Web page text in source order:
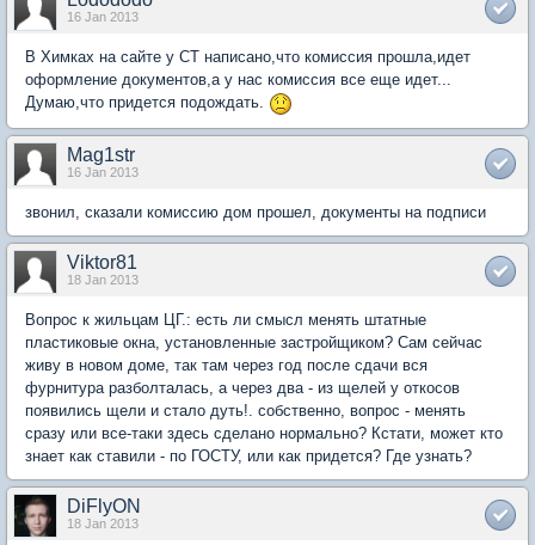
16 Jan 2013
В Химках на сайте у СТ написано,что комиссия прошла,идет
оформление документов,а у нас комиссия все еще идет...
Думаю,что придется подождать.
Mag1str
16 Jan 2013
звонил, сказали комиссию дом прошел, документы на подписи
Viktor81
18 Jan 2013
Вопрос к жильцам ЦГ.: есть ли смысл менять штатные
пластиковые окна, установленные застройщиком? Сам сейчас
живу в новом доме, так там через год после сдачи вся
фурнитура разболталась, а через два - из щелей у откосов
появились щели и стало дуть!. собственно, вопрос - менять
сразу или все-таки здесь сделано нормально? Кстати, может кто
знает как ставили - по ГОСТУ, или как придется? Где узнать?
DiFlyON
18 Jan 2013